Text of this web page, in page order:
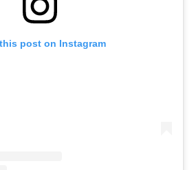
post on Instagram